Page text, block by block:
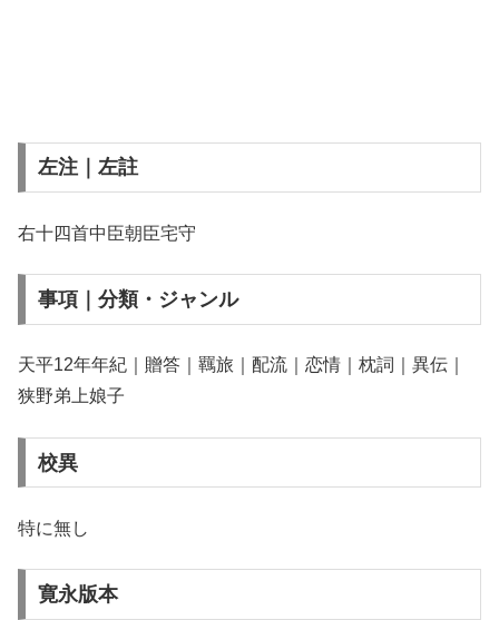
左注｜左註
右十四首中臣朝臣宅守
事項｜分類・ジャンル
天平12年年紀｜贈答｜羈旅｜配流｜恋情｜枕詞｜異伝｜
狭野弟上娘子
校異
特に無し
寛永版本